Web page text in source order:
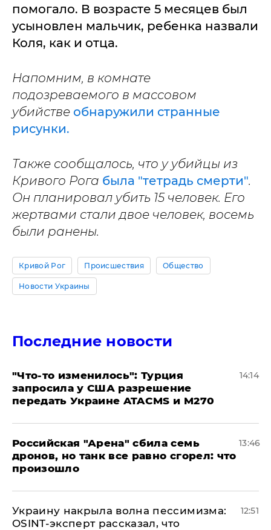
помогало. В возрасте 5 месяцев был
усыновлен мальчик, ребенка назвали
Коля, как и отца.
Напомним, в комнате
подозреваемого в массовом
убийстве обнаружили странные
рисунки.
Также сообщалось, что у убийцы из
Кривого Рога была "тетрадь смерти".
Он планировал убить 15 человек. Его
жертвами стали двое человек, восемь
были ранены.
Кривой Рог Происшествия Общество
Новости Украины
Последние новости
​"Что-то изменилось": Турция
запросила у США разрешение
передать Украине ATACMS и M270
14:14
​Российская "Арена" сбила семь
дронов, но танк все равно сгорел: что
произошло
13:46
​Украину накрыла волна пессимизма:
OSINT-эксперт рассказал, что
12:51